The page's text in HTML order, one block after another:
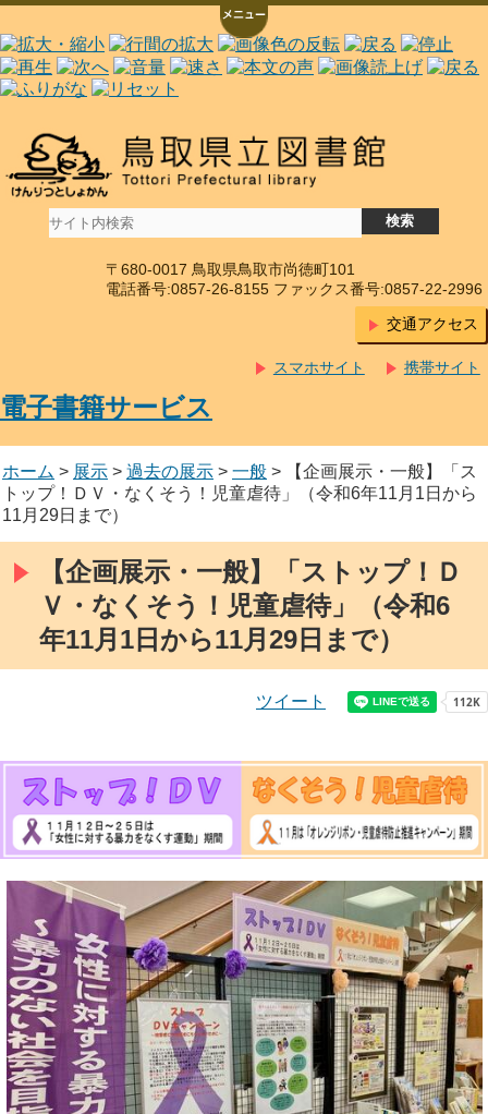
〒680-0017 鳥取県鳥取市尚徳町101
電話番号:0857-26-8155 ファックス番号:0857-22-2996
交通アクセス
携帯サイト
スマホサイト
電子書籍サービス
ホーム > 展示 > 過去の展示 > 一般 > 【企画展示・一般】「ス
トップ！ＤＶ・なくそう！児童虐待」（令和6年11月1日から
11月29日まで）
【企画展示・一般】「ストップ！Ｄ
Ｖ・なくそう！児童虐待」（令和6
年11月1日から11月29日まで）
ツイート